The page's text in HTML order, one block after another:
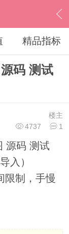
精品指标
码 测试
楼主
4737
1
源码 测试
入）
制，手慢